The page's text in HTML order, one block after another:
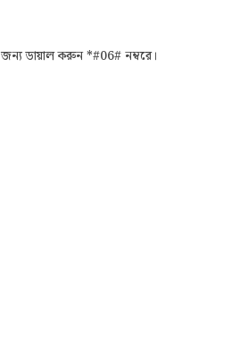
ডায়াল করুন*#06#নম্বরে।